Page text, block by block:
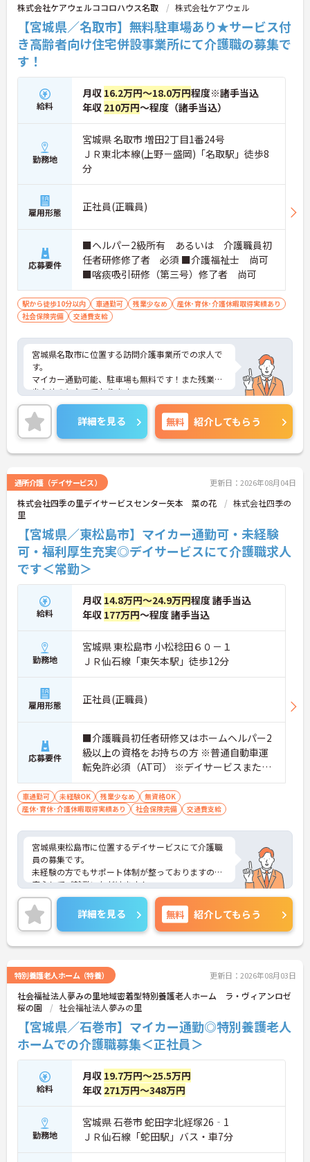
株式会社ケアウェルココロハウス名取 株式会社ケアウェル
【宮城県／名取市】無料駐車場あり★サービス付
き高齢者向け住宅併設事業所にて介護職の募集で
す！
給料
月収 16.2万円～18.0万円程度※諸手当込
年収 210万円～程度（諸手当込）
勤務地
宮城県 名取市 増田2丁目1番24号
ＪＲ東北本線(上野－盛岡)「名取駅」徒歩8
分
雇用形態 正社員(正職員)
応募要件
■ヘルパー2級所有 あるいは 介護職員初
任者研修修了者 必須 ■介護福祉士 尚可
■喀痰吸引研修（第三号）修了者 尚可
駅から徒歩10分以内 車通勤可 残業少なめ
産休･育休･介護休暇取得実績あり
社会保険完備
交通費支給
宮城県名取市に位置する訪問介護事業所での求人で
す。
マイカー通勤可能、駐車場も無料です！また残業が
少なめのとなっております。
ご興味のある方はお気軽にお問い合わせ下さい。
詳細を見る 無料 紹介してもらう
通所介護（デイサービス） 更新日：2026年08月04日
株式会社四季の里デイサービスセンター矢本 菜の花
株式会社四季の
里
【宮城県／東松島市】マイカー通勤可・未経験
可・福利厚生充実◎デイサービスにて介護職求人
です＜常勤＞
給料
月収 14.8万円～24.9万円程度 諸手当込
年収 177万円～程度 諸手当込
勤務地
宮城県 東松島市 小松稔田６０－１
ＪＲ仙石線「東矢本駅」徒歩12分
雇用形態 正社員(正職員)
応募要件
■介護職員初任者研修又はホームヘルパー2
級以上の資格をお持ちの方 ※普通自動車運
転免許必須（AT可） ※デイサービスまたは
高齢者施設での介護業務経験あれば尚可
車通勤可 未経験OK 残業少なめ
無資格OK
産休･育休･介護休暇取得実績あり
社会保険完備 交通費支給
宮城県東松島市に位置するデイサービスにて介護職
員の募集です。
未経験の方でもサポート体制が整っておりますので
安心してご就業いただけます！
ご興味のある方には、面接対策ポイントなど、さら
に詳細をお話しいたしますので、お気軽にご相談く
ださい。
詳細を見る 無料 紹介してもらう
特別養護老人ホーム（特養） 更新日：2026年08月03日
社会福祉法人夢みの里地域密着型特別養護老人ホーム ラ・ヴィアンロゼ
桜の園
社会福祉法人夢みの里
【宮城県／石巻市】マイカー通勤◎特別養護老人
ホームでの介護職募集＜正社員＞
給料
月収 19.7万円～25.5万円
年収 271万円～348万円
勤務地
宮城県 石巻市 蛇田字北経塚26‐1
ＪＲ仙石線「蛇田駅」バス・車7分